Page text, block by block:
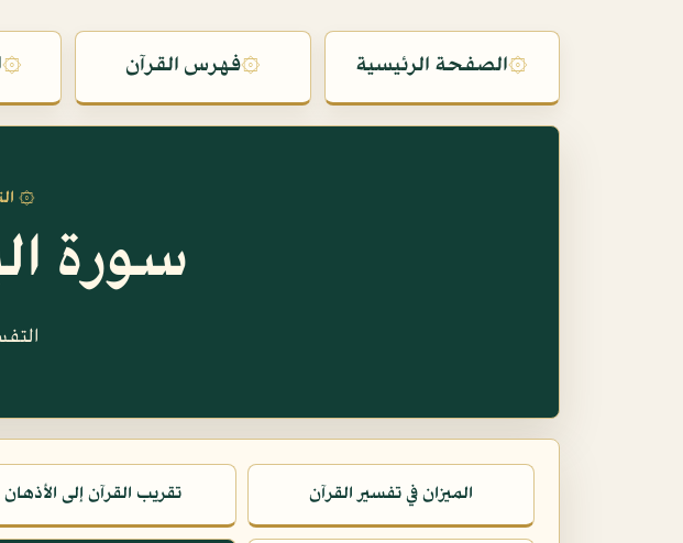
۞الصفحة الرئيسية ۞فهرس القرآن ۞
۞
سورة
الميزان في تفسير القرآن تقريب القرآن إلى الأذهان